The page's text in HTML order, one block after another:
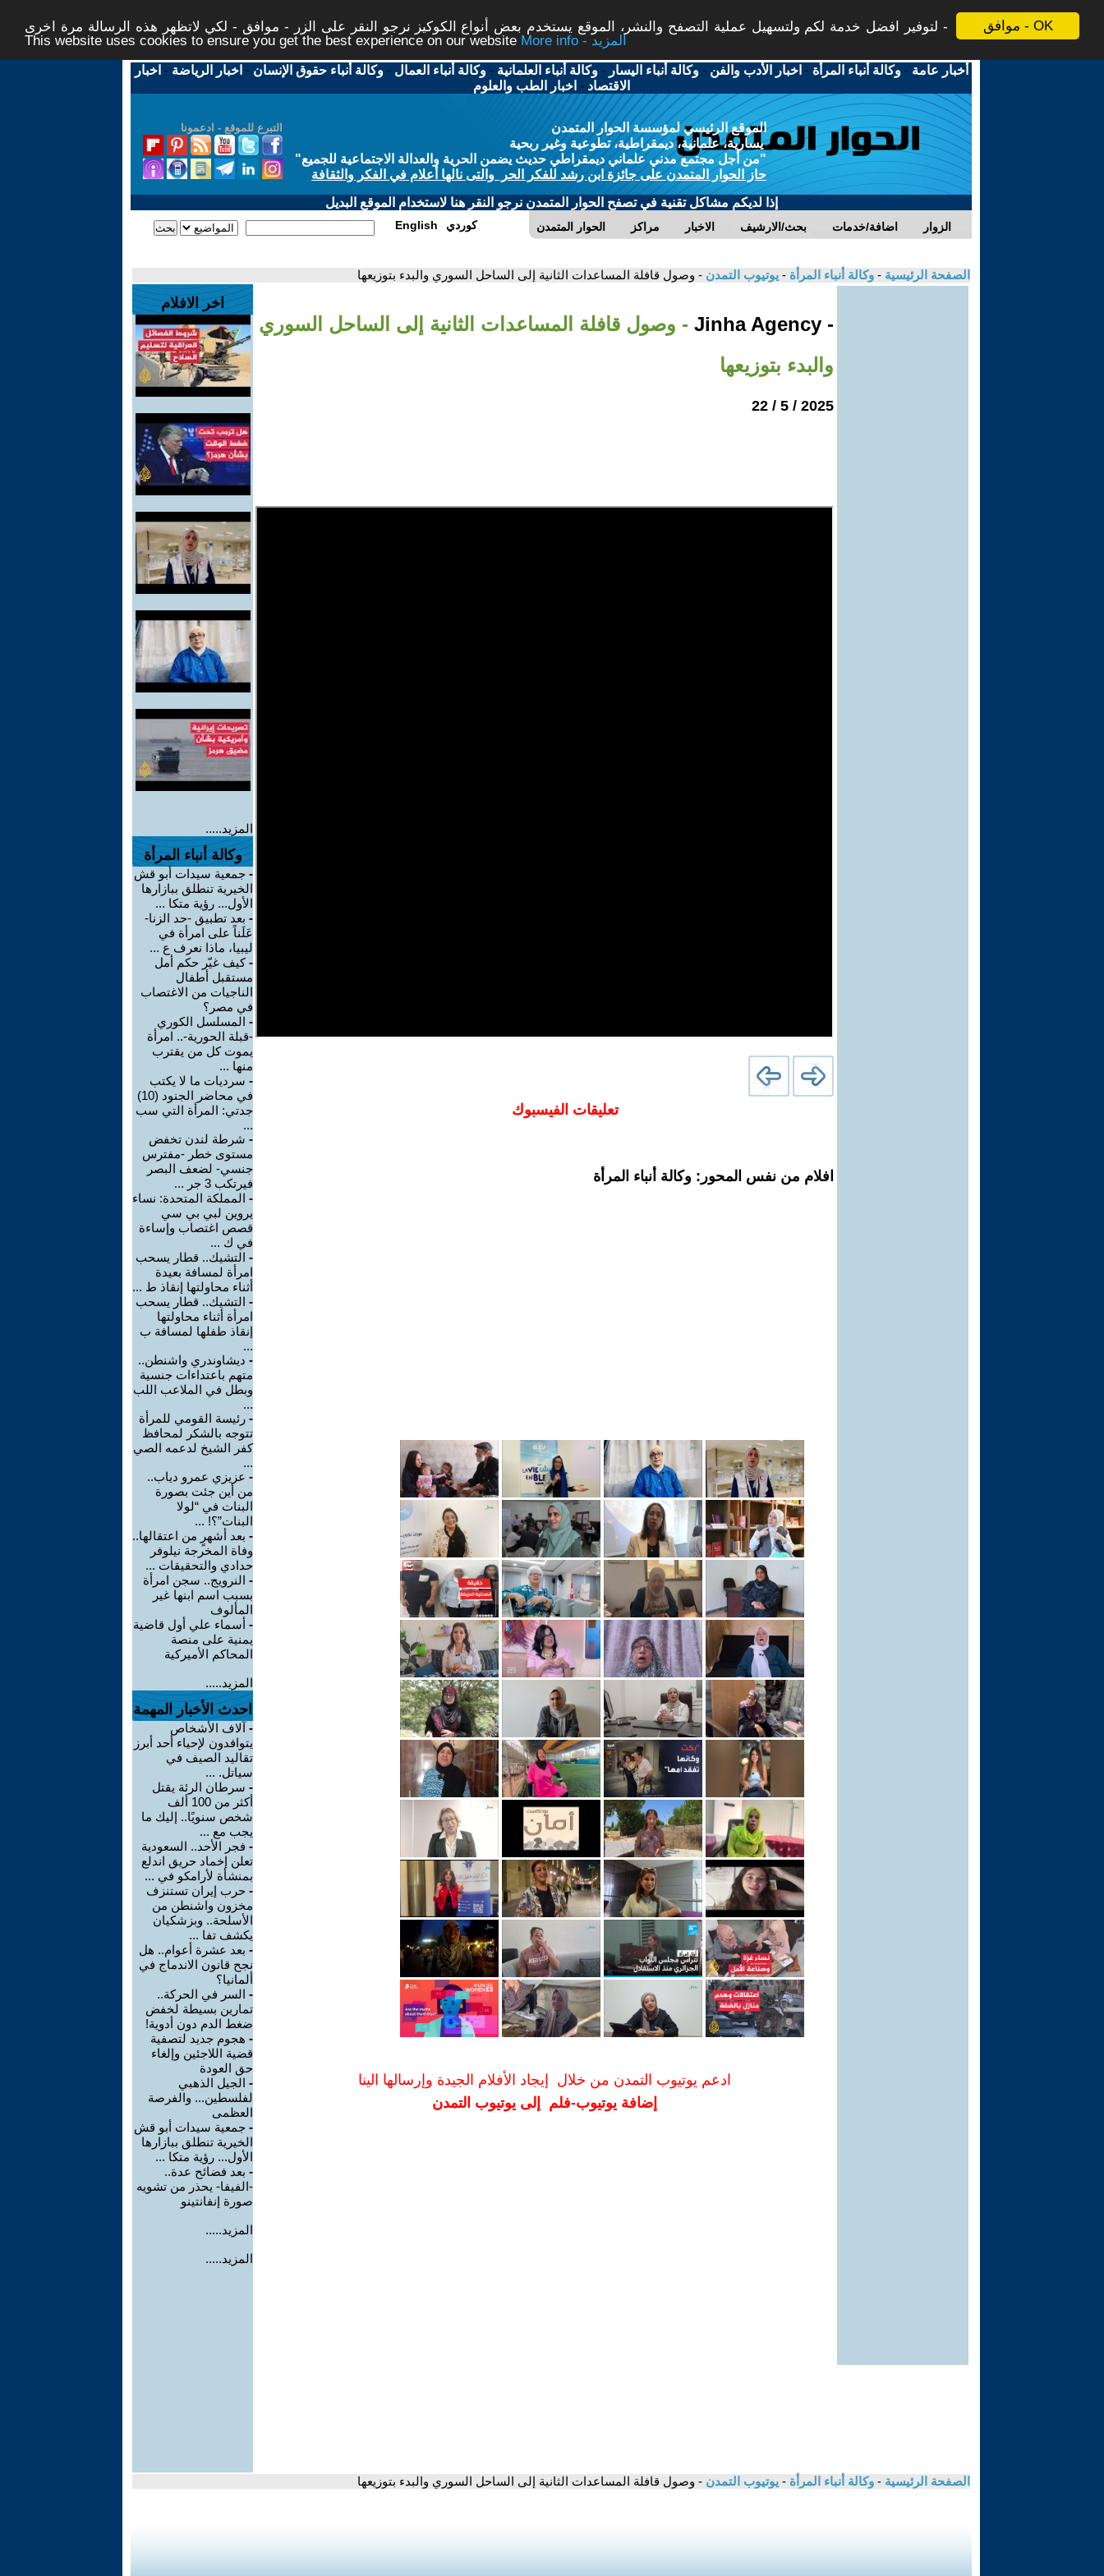
موافق - OK
لتوفير افضل خدمة لكم ولتسهيل عملية التصفح والنشر، الموقع يستخدم بعض أنواع الكوكيز نرجو النقر على الزر - موافق - لكي لاتظهر هذه الرسالة مرة اخرى -
This website uses cookies to ensure you get the best experience on our website
More info - المزيد
أخبار عامة -وكالة أنباء المرأة - اخبار الأدب والفن -وكالة أنباء اليسار -وكالة أنباء العلمانية -وكالة أنباء العمال -وكالة أنباء حقوق الإنسان - اخبار الرياضة - اخبار
الاقتصاد - اخبار الطب والعلوم
التبرع للموقع - ادعمونا
الموقع الرئيسي لمؤسسة الحوار المتمدن
يسارية، علمانية، ديمقراطية، تطوعية وغير ربحية
"من أجل مجتمع مدني علماني ديمقراطي حديث يضمن الحرية والعدالة الاجتماعية للجميع"
حاز الحوار المتمدن على جائزة ابن رشد للفكر الحر والتى نالها أعلام في الفكر والثقافة
إذا لديكم مشاكل تقنية في تصفح الحوار المتمدن نرجو النقر هنا لاستخدام الموقع البديل
الحوار المتمدن مراكز الاخبار بحث/الارشيف اضافة/خدمات الزوار English كوردي
الصفحة الرئيسية - وكالة أنباء المرأة - يوتيوب التمدن - وصول قافلة المساعدات الثانية إلى الساحل السوري والبدء بتوزيعها
- Jinha Agency
- وصول قافلة المساعدات الثانية إلى الساحل السوري
والبدء بتوزيعها
2025 / 5 / 22
تعليقات الفيسبوك
افلام من نفس المحور: وكالة أنباء المرأة
ادعم يوتيوب التمدن من خلال إيجاد الأفلام الجيدة وإرسالها الينا
إضافة يوتيوب-فلم إلى يوتيوب التمدن
اخر الافلام
المزيد.....
وكالة أنباء المرأة
- جمعية سيدات أبو قش
الخيرية تنطلق ببازارها
الأول... رؤية متكا ...
- بعد تطبيق -حد الزنا-
عَلَناً على امرأة في
ليبيا، ماذا نعرف ع ...
-كيف غيّر حكم أمل
مستقبل أطفال
الناجيات من الاغتصاب
في مصر؟
- المسلسل الكوري
-قبلة الحورية-.. امرأة
يموت كل من يقترب
منها ...
- سرديات ما لا يكتب
في محاضر الجنود (10)
جدتي: المرأة التي سب
...
- شرطة لندن تخفض
مستوى خطر -مفترس
جنسي- لضعف البصر
فيرتكب 3 جر ...
- المملكة المتحدة: نساء
يروين لبي بي سي
قصص اغتصاب وإساءة
في ك ...
- التشيك.. قطار يسحب
امرأة لمسافة بعيدة
أثناء محاولتها إنقاذ ط ...
- التشيك.. قطار يسحب
امرأة أثناء محاولتها
إنقاذ طفلها لمسافة ب
...
- ديشاوندري واشنطن..
متهم باعتداءات جنسية
وبطل في الملاعب اللب
...
- رئيسة القومي للمرأة
تتوجه بالشكر لمحافظ
كفر الشيخ لدعمه الصي
...
- عزيزي عمرو دياب..
من أين جئت بصورة
البنات في “لولا
البنات”؟! ...
- بعد أشهرٍ من اعتقالها..
وفاة المخرجة نيلوفر
حدادي والتحقيقات ...
- النرويج.. سجن امرأة
بسبب اسم ابنها غير
المألوف
- أسماء علي أول قاضية
يمنية على منصة
المحاكم الأميركية
المزيد.....
احدث الأخبار المهمة
- آلاف الأشخاص
يتوافدون لإحياء أحد أبرز
تقاليد الصيف في
سياتل. ...
- سرطان الرئة يقتل
أكثر من 100 ألف
شخص سنويًا.. إليك ما
يجب مع ...
- فجر الأحد.. السعودية
تعلن إخماد حريق اندلع
بمنشأة لأرامكو في ...
- حرب إيران تستنزف
مخزون واشنطن من
الأسلحة.. وبزشكيان
يكشف تفا ...
- بعد عشرة أعوام.. هل
نجح قانون الاندماج في
ألمانيا؟
- السر في الحركة..
تمارين بسيطة لخفض
ضغط الدم دون أدوية!
- هجوم جديد لتصفية
قضية اللاجئين وإلغاء
حق العودة
- الجيل الذهبي
لفلسطين... والفرصة
العظمى
- جمعية سيدات أبو قش
الخيرية تنطلق ببازارها
الأول... رؤية متكا ...
- بعد فضائح عدة..
-الفيفا- يحذر من تشويه
صورة إنفانتينو
المزيد.....
المزيد.....
الصفحة الرئيسية - وكالة أنباء المرأة - يوتيوب التمدن - وصول قافلة المساعدات الثانية إلى الساحل السوري والبدء بتوزيعها